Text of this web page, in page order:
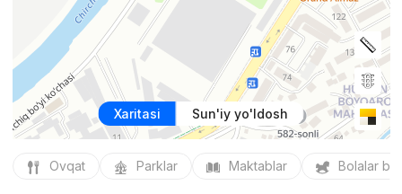
Xaritasi Sun'iy yo'ldosh
Ovqat Parklar Maktablar Bolalar